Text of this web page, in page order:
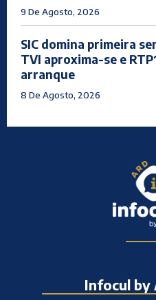
9 De Agosto, 2026
SIC domina primeira
TVI aproxima-se e
arranque
8 De Agosto, 2026
Infocul by